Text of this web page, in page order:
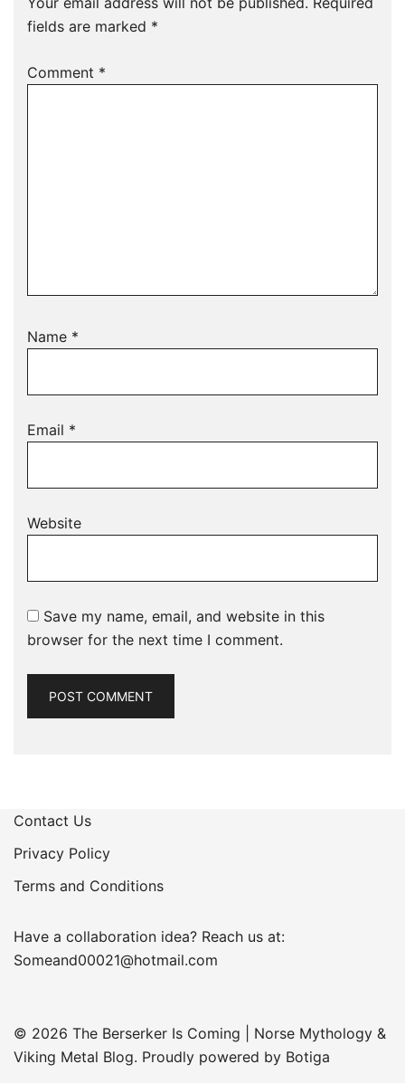
fields are marked *
Comment *
Name *
Email *
Website
Save my name, email, and website in this
browser for the next time I comment.
Contact Us
Privacy Policy
Terms and Conditions
Have a collaboration idea? Reach us at:
Someand00021@hotmail.com
© 2026 The Berserker Is Coming | Norse Mythology &
Viking Metal Blog. Proudly powered by Botiga